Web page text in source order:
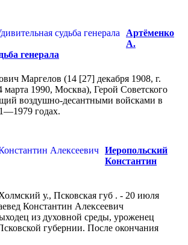
Артёменко
А.
генерала
Маргелов (14 [27] декабря 1908, г.
марта 1990, Москва), Герой Советского
воздушно-десантными войсками в
годах.
Иеропольский
Константин
у., Псковская губ . - 20 июля
Константин Алексеевич
из духовной среды, уроженец
губернии. После окончания